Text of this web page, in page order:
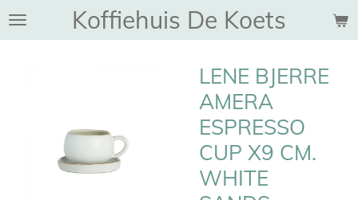
Ga
Koffiehuis De Koets
LENE BJERRE
AMERA
ESPRESSO
CUP X9 CM.
WHITE